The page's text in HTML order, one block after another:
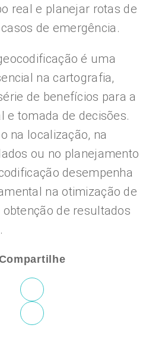
real e planejar rotas de
de emergência.
é uma
na cartografia,
de benefícios para a
e tomada de decisões.
na localização, na
ou no planejamento
desempenha
na otimização de
de resultados